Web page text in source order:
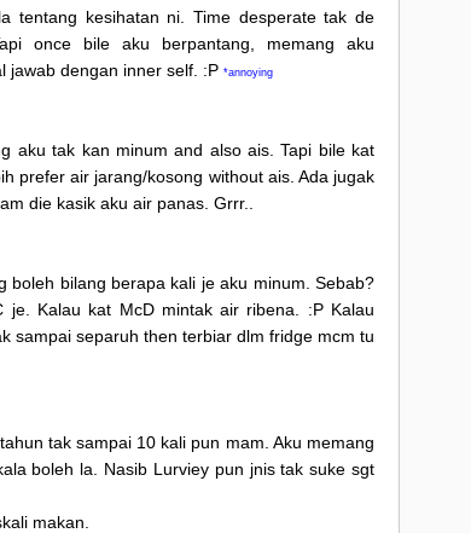
tentang kesihatan ni. Time desperate tak de
once bile aku berpantang, memang aku
jawab dengan inner self. :P *annoying
aku tak kan minum and also ais. Tapi bile kat
prefer air jarang/kosong without ais. Ada jugak
die kasik aku air panas. Grrr..
boleh bilang berapa kali je aku minum. Sebab?
Kalau kat McD mintak air ribena. :P Kalau
sampai separuh then terbiar dlm fridge mcm tu
tak sampai 10 kali pun mam. Aku memang
boleh la. Nasib Lurviey pun jnis tak suke sgt
makan.